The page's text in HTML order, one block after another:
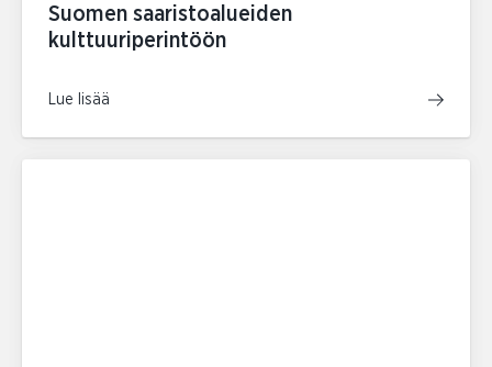
Suomen saaristoalueiden
kulttuuriperintöön
Lue lisää